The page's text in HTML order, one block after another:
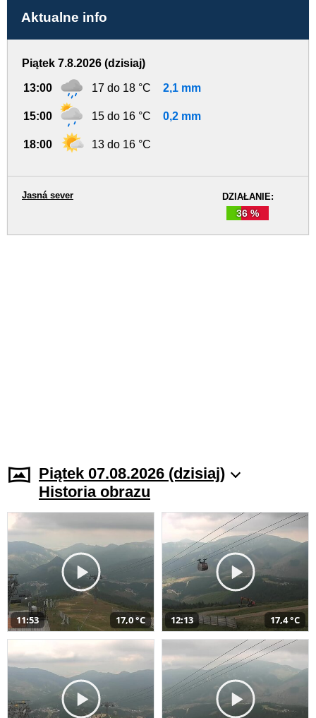
Aktualne info
Piątek 7.8.2026 (dzisiaj)
13:00 17 do 18 °C 2,1 mm
15:00 15 do 16 °C 0,2 mm
18:00 13 do 16 °C
DZIAŁANIE:
36 %
Jasná sever
Piątek 07.08.2026 (dzisiaj)
Historia obrazu
11:53 17,0 °C 12:13 17,4 °C